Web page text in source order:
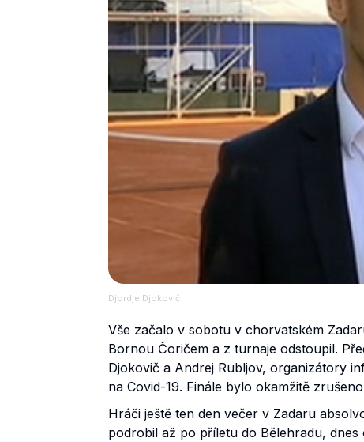
Djordje Djokovič
Vše začalo v sobotu v chorvatském
Bornou Čoričem a z turnaje odstoupil.
Djokovič a Andrej Rubljov, organizátory
na Covid-19. Finále bylo okamžitě
Hráči ještě ten den večer v Zadaru
podrobil až po příletu do Bělehradu,